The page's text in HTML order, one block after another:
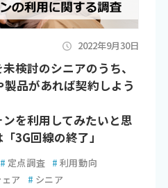
2022年9月30日
検討のシニアのうち、
品があれば契約しよう
を利用してみたいと思
3G回線の終了」
# 定点調査 # 利用動向
ア # シニア